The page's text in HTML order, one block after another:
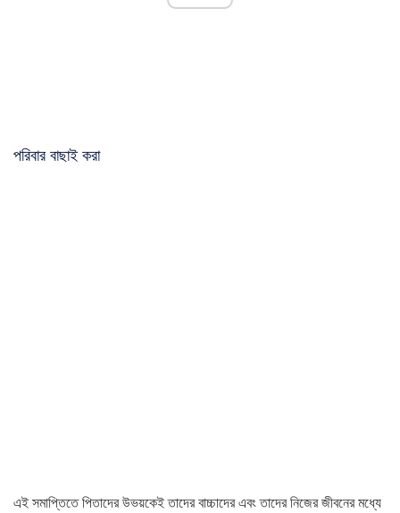
পরিবার বাছাই করা
এই সমাপ্তিতে পিতাদের উভয়কেই তাদের বাচ্চাদের এবং তাদের নিজের জীবনের মধ্যে